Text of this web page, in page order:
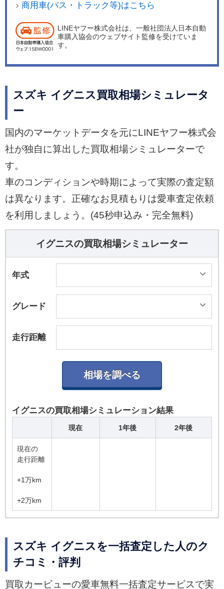
商用車(バス・トラック等)はこちら
LINEヤフー株式会社は、一般社団法人日本自動
車購入協会のウェブサイト監修を受けていま
す。
スズキ イグニス買取相場シミュレータ
ー
国内のマーケットデータを元にLINEヤフー株式会
社が独自に算出した買取相場シミュレーターで
す。
車のコンディションや時期によって実際の査定額
は異なります。正確なお見積もりは愛車査定依頼
を利用しましょう。(45秒申込み・完全無料)
イグニスの買取相場シミュレーター
年式
グレード
走行距離
イグニスの買取相場シミュレーション結果
現在 1年後 2年後
現在の
走行距離
+1万km
+2万km
スズキ イグニスを一括査定した人のク
チコミ・評判
買取カービューの愛車無料一括査定サービスで実